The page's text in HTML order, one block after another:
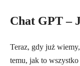
Chat GPT –
Teraz, gdy już
temu, jak to wszystko